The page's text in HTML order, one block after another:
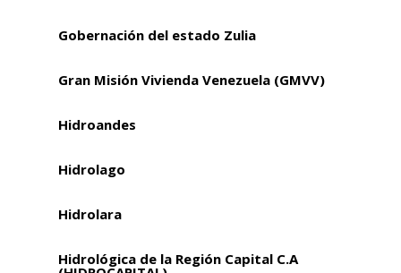
Gobernación del estado Zulia
Gran Misión Vivienda Venezuela (GMVV)
Hidroandes
Hidrolago
Hidrolara
Hidrológica de la Región Capital C.A